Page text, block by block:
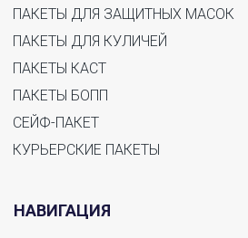
ПАКЕТЫ ДЛЯ ЗАЩИТНЫХ МАСОК
ПАКЕТЫ ДЛЯ КУЛИЧЕЙ
ПАКЕТЫ КАСТ
ПАКЕТЫ БОПП
СЕЙФ-ПАКЕТ
КУРЬЕРСКИЕ ПАКЕТЫ
НАВИГАЦИЯ